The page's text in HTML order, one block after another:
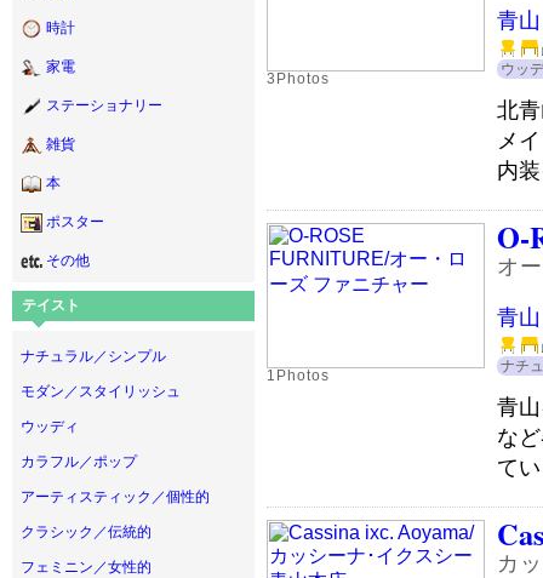
時計
家電
ステーショナリー
雑貨
本
ポスター
その他
テイスト
ナチュラル／シンプル
モダン／スタイリッシュ
ウッディ
カラフル／ポップ
アーティスティック／個性的
クラシック／伝統的
フェミニン／女性的
3Photos
青
ウッ
北
メ
内
1Photos
O-
オ
青
ナチ
青
な
て
カ